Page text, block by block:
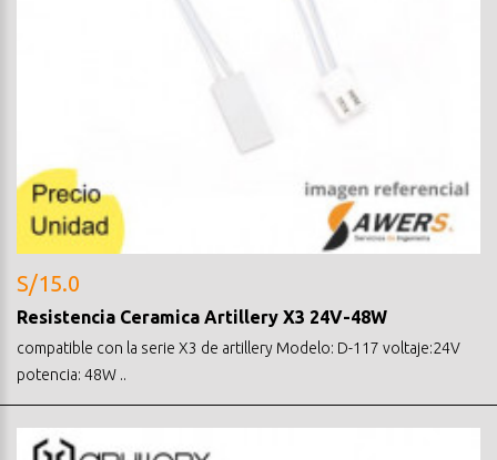
S/15.0
Resistencia Ceramica Artillery X3 24V-48W
compatible con la serie X3 de artillery Modelo: D-117 voltaje:24V
potencia: 48W ..